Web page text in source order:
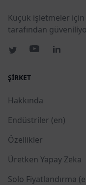
Küçük işletmeler
tarafından
ŞIRKET
Hakkında
Endüstriler (en)
Özellikler
Üretken Yapay Zeka
Solo Fiyatlandırma